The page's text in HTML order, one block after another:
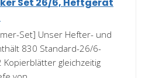
Set 26/6, Heftgerät
Set] Unser Hefter- und
830 Standard-26/6-
gleichzeitig